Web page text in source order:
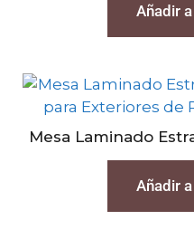
Añadir
Mesa Laminado
Añadir